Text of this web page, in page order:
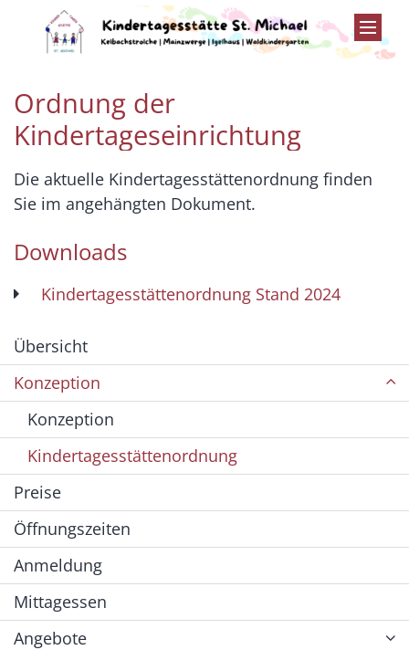
Zum Inhalt springen
Ordnung der
Kindertageseinrichtung
Die aktuelle Kindertagesstättenordnung finden
Sie im angehängten Dokument.
Downloads
Kindertagesstättenordnung Stand 2024
Übersicht
Konzeption
Konzeption
Kindertagesstättenordnung
Preise
Öffnungszeiten
Anmeldung
Mittagessen
Angebote